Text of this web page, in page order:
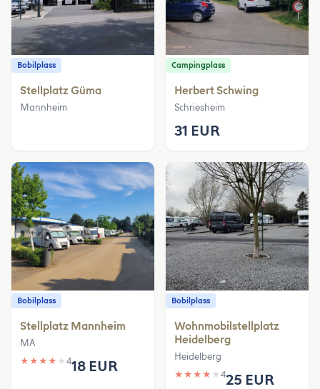
Bobilplass
Stellplatz Güma
Mannheim
Campingplass
Herbert Schwing
Schriesheim
31 EUR
Bobilplass
Stellplatz Mannheim
MA
★ ★ ★ ★ ★ 418 EUR
Bobilplass
Wohnmobilstellplatz
Heidelberg
Heidelberg
★ ★ ★ ★ ★ 425 EUR